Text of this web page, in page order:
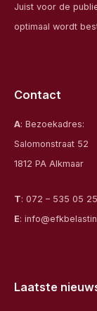
Juist voor de
optimaal wordt
Contact
A: Bezoekadres:
Salomonstraat 52
1812 PA Alkmaar
T: 072 – 535 05 25
E:
Laatste